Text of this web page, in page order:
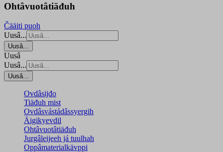
Ohtâvuotâtiäđuh
Čääiti puoh
Uusâ...
Uusâ...
Uusâ
Uusâ...
Uusâ...
Ovdâsijđo
Tiäđuh mist
Ovdâsvástádâssyergih
Äigikyevdil
Ohtâvuotâtiäđuh
Jurgâleijeeh já tuulhah
Oppâmaterialkävppi